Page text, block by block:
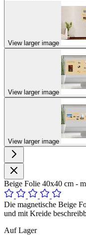
View larger image
View larger image
View larger image
Beige Folie 40x40 cm -
Die magnetische Beige
und mit Kreide
Auf Lager